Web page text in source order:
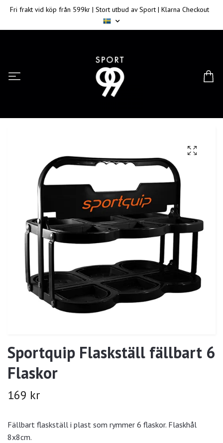
Fri frakt vid köp från 599kr | Stort utbud av Sport | Klarna Checkout
Sportquip Flaskställ fällbart 6
Flaskor
169 kr
Fällbart flaskställ i plast som rymmer 6 flaskor. Flaskhål
8x8cm.